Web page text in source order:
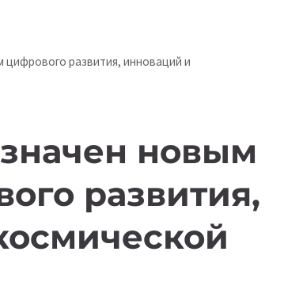
развития, инноваций и
новым
развития,